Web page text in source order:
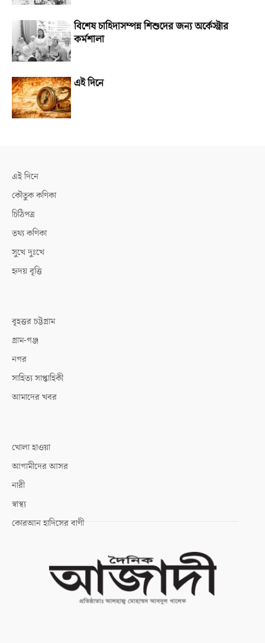
বিশেষ চাহিদাসম্পন্ন শিশুদের জন্য অর্কেস্ট্রার
কর্মশালা
এই দিনে
এই দিনে
কৌতুক কণিকা
চিঠিপত্র
তথ্য কণিকা
সুখে দুঃখে
হৃদয় বৃত্তি
বৃহত্তর চট্টগ্রাম
গ্রাম-গঞ্জ
নগর
সাহিত্য সাপ্তাহিকী
আমাদের খবর
খোলা হাওয়া
আগামীদের আসর
নারী
স্বাস্থ্য
কোরআন হাদিসের বাণী